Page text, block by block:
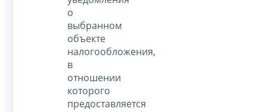
о
выбранном
объекте
налогообложения,
в
отношении
которого
предоставляется